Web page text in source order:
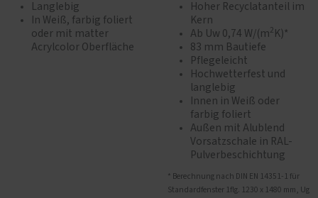
Langlebig
In Weiß, farbig foliert
oder mit matter
Acrylcolor Oberfläche
Hoher Recyclatanteil im
Kern
Ab Uw 0,74 W/(m2 K)*
83 mm Bautiefe
Pflegeleicht
Hochwetterfest und
langlebig
Innen in Weiß oder
farbig foliert
Außen mit Alublend
Vorsatzschale in RAL-
Pulverbeschichtung
* Berechnung nach DIN EN 14351-1 für
Standardfenster 1flg. 1230 x 1480 mm, Ug